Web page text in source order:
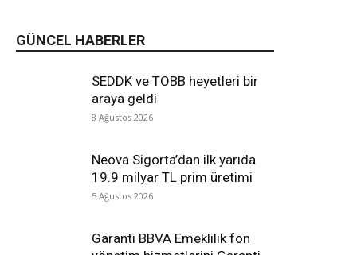
GÜNCEL HABERLER
SEDDK ve TOBB heyetleri bir
araya geldi
8 Ağustos 2026
Neova Sigorta’dan ilk yarıda
19.9 milyar TL prim üretimi
5 Ağustos 2026
Garanti BBVA Emeklilik fon